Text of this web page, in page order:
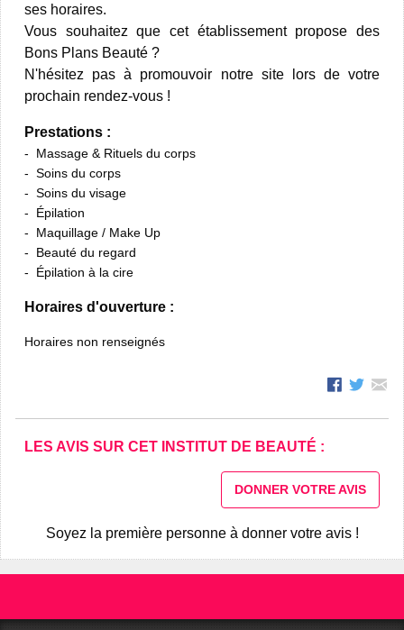
ses horaires.
Vous souhaitez que cet établissement propose des
Bons Plans Beauté ?
N'hésitez pas à promouvoir notre site lors de votre
prochain rendez-vous !
Prestations :
Massage & Rituels du corps
Soins du corps
Soins du visage
Épilation
Maquillage / Make Up
Beauté du regard
Épilation à la cire
Horaires d'ouverture :
Horaires non renseignés
LES AVIS SUR CET INSTITUT DE BEAUTÉ :
DONNER VOTRE AVIS
Soyez la première personne à donner votre avis !